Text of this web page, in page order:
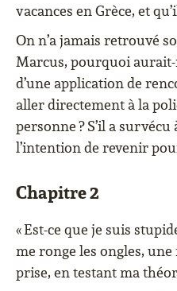
vacances en Grèce, et
On n’a jamais retrouvé
Marcus, pourquoi
d’une application de
aller directement à la
personne ? S’il a
l’intention de revenir
Chapitre 2
« Est-ce que je suis
me ronge les ongles,
prise, en testant ma